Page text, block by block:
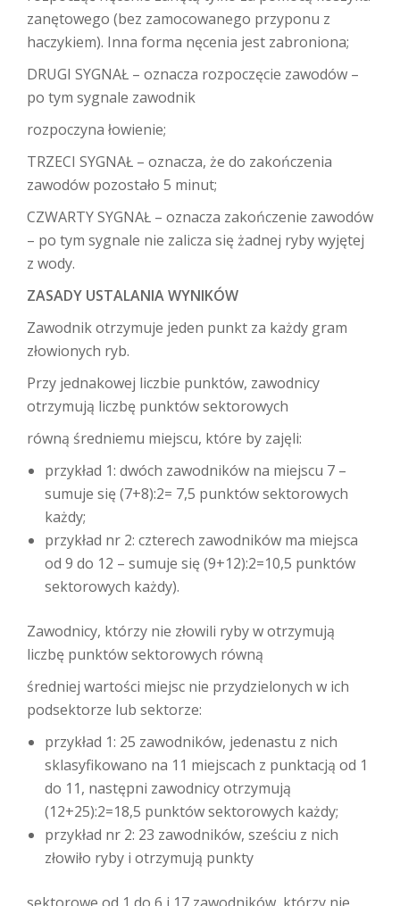
zanętowego (bez zamocowanego przyponu z
haczykiem). Inna forma nęcenia jest zabroniona;
DRUGI SYGNAŁ – oznacza rozpoczęcie zawodów –
po tym sygnale zawodnik
rozpoczyna łowienie;
TRZECI SYGNAŁ – oznacza, że do zakończenia
zawodów pozostało 5 minut;
CZWARTY SYGNAŁ – oznacza zakończenie zawodów
– po tym sygnale nie zalicza się żadnej ryby wyjętej
z wody.
ZASADY USTALANIA WYNIKÓW
Zawodnik otrzymuje jeden punkt za każdy gram
złowionych ryb.
Przy jednakowej liczbie punktów, zawodnicy
otrzymują liczbę punktów sektorowych
równą średniemu miejscu, które by zajęli:
przykład 1: dwóch zawodników na miejscu 7 –
sumuje się (7+8):2= 7,5 punktów sektorowych
każdy;
przykład nr 2: czterech zawodników ma miejsca
od 9 do 12 – sumuje się (9+12):2=10,5 punktów
sektorowych każdy).
Zawodnicy, którzy nie złowili ryby w otrzymują
liczbę punktów sektorowych równą
średniej wartości miejsc nie przydzielonych w ich
podsektorze lub sektorze:
przykład 1: 25 zawodników, jedenastu z nich
sklasyfikowano na 11 miejscach z punktacją od 1
do 11, następni zawodnicy otrzymują
(12+25):2=18,5 punktów sektorowych każdy;
przykład nr 2: 23 zawodników, sześciu z nich
złowiło ryby i otrzymują punkty